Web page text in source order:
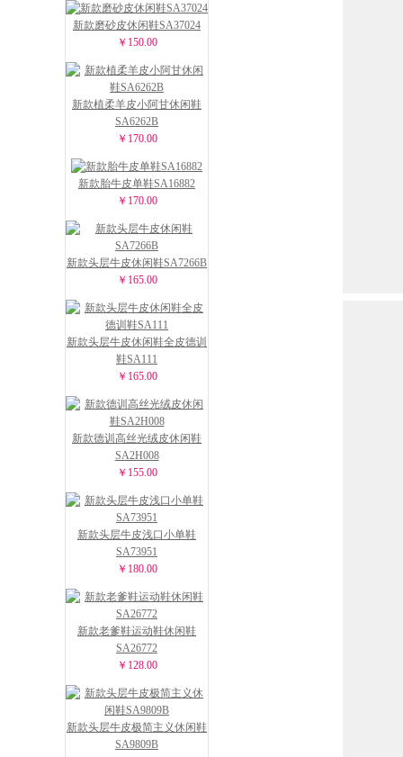
新款磨砂皮休闲鞋SA37024
￥150.00
新款植柔羊皮小阿甘休闲鞋
SA6262B
￥170.00
新款胎牛皮单鞋SA16882
￥170.00
新款头层牛皮休闲鞋SA7266B
￥165.00
新款头层牛皮休闲鞋全皮德训
鞋SA111
￥165.00
新款德训高丝光绒皮休闲鞋
SA2H008
￥155.00
新款头层牛皮浅口小单鞋
SA73951
￥180.00
新款老爹鞋运动鞋休闲鞋
SA26772
￥128.00
新款头层牛皮极简主义休闲鞋
SA9809B